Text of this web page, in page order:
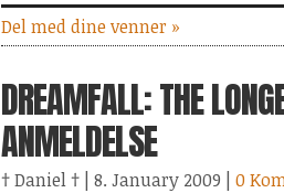
Del med dine venner »
DREAMFALL: THE
ANMELDELSE
† Daniel † | 8. January 2009
0